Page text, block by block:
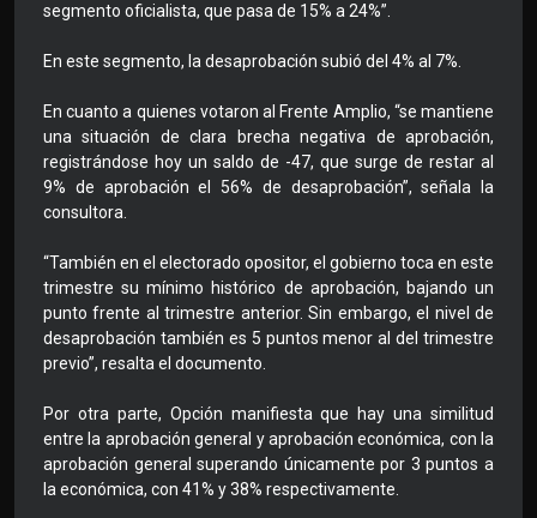
segmento oficialista, que pasa de 15% a 24%”.
En este segmento, la desaprobación subió del 4% al 7%.
En cuanto a quienes votaron al Frente Amplio, “se mantiene
una situación de clara brecha negativa de aprobación,
registrándose hoy un saldo de -47, que surge de restar al
9% de aprobación el 56% de desaprobación”, señala la
consultora.
“También en el electorado opositor, el gobierno toca en este
trimestre su mínimo histórico de aprobación, bajando un
punto frente al trimestre anterior. Sin embargo, el nivel de
desaprobación también es 5 puntos menor al del trimestre
previo”, resalta el documento.
Por otra parte, Opción manifiesta que hay una similitud
entre la aprobación general y aprobación económica, con la
aprobación general superando únicamente por 3 puntos a
la económica, con 41% y 38% respectivamente.